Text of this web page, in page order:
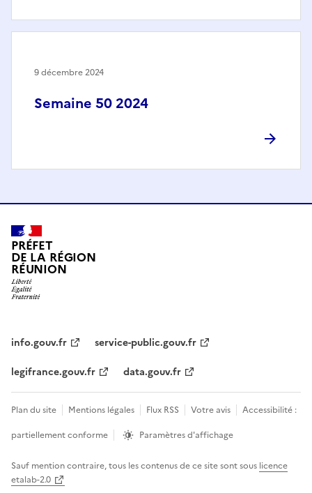
Semaine 50 2024
9 décembre 2024
PRÉFET
DE LA RÉGION
RÉUNION
info.gouv.fr
service-public.gouv.fr
legifrance.gouv.fr
data.gouv.fr
Plan du site Mentions légales Flux RSS Votre avis
Accessibilité :
partiellement conforme
Paramètres d'affichage
Sauf mention contraire, tous les contenus de ce site sont sous licence
etalab-2.0